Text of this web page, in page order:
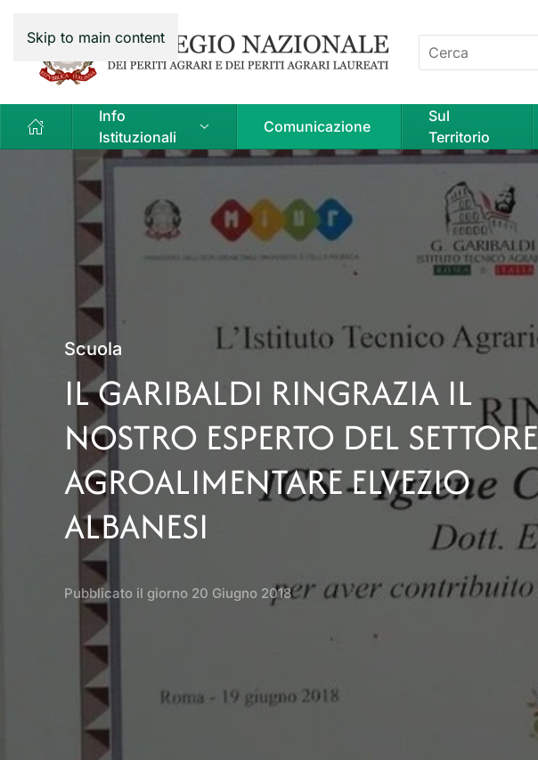
Skip to main content
Info
Istituzionali
Comunicazione
Sul
Territorio
Scuola
IL GARIBALDI RINGRAZIA IL
NOSTRO ESPERTO DEL SETTORE
AGROALIMENTARE ELVEZIO
ALBANESI
Pubblicato il giorno 20 Giugno 2018